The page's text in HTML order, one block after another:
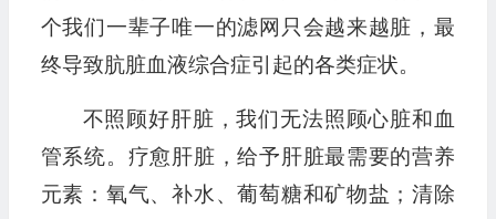
个我们一辈子唯一的滤网只会越来越脏，最
终导致肮脏血液综合症引起的各类症状。
不照顾好肝脏，我们无法照顾心脏和血
管系统。疗愈肝脏，给予肝脏最需要的营养
元素：氧气、补水、葡萄糖和矿物盐；清除